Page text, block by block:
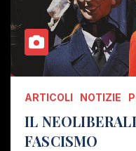
ARTICOLI NOTIZIE
IL
FASCISMO